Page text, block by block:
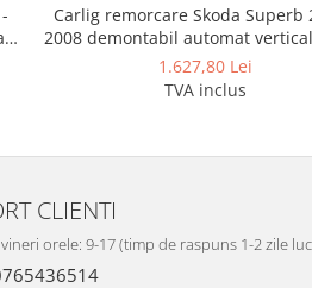
Carlig remorcare Skoda Superb
2008 demontabil automat
Autohak
1.627,80 Lei
TVA inclus
CLIENTI
orele: 9-17 (timp de raspuns 1-2 zile